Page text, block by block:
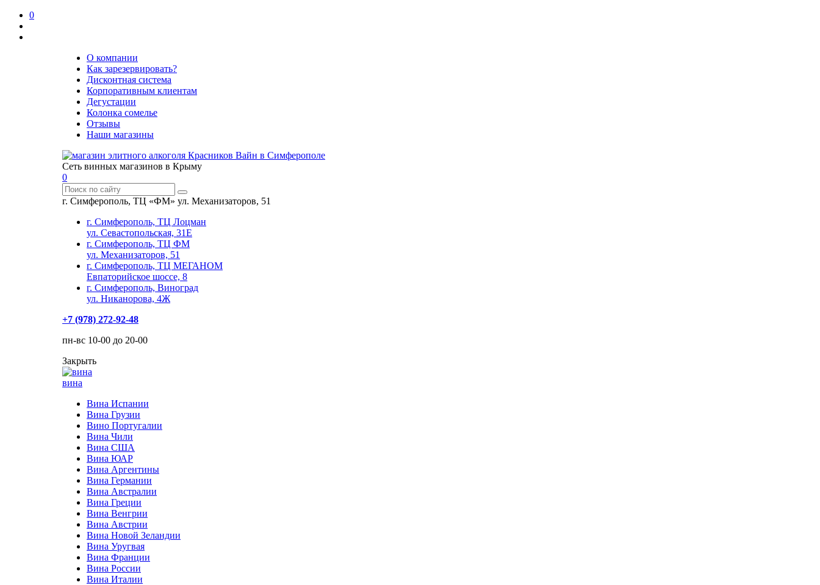
0
О компании
Как зарезервировать?
Дисконтная система
Корпоративным клиентам
Дегустации
Колонка сомелье
Отзывы
Наши магазины
Сеть винных магазинов в Крыму
0
г. Симферополь, ТЦ «ФМ» ул. Механизаторов, 51
г. Симферополь, ТЦ Лоцман
ул. Севастопольская, 31Е
г. Симферополь, ТЦ ФМ
ул. Механизаторов, 51
г. Симферополь, ТЦ МЕГАНОМ
Евпаторийское шоссе, 8
г. Симферополь, Виноград
ул. Никанорова, 4Ж
+7 (978) 272-92-48
пн-вс 10-00 до 20-00
Закрыть
вина
Вина Испании
Вина Грузии
Вино Португалии
Вина Чили
Вина США
Вина ЮАР
Вина Аргентины
Вина Германии
Вина Австралии
Вина Греции
Вина Венгрии
Вина Австрии
Вина Новой Зеландии
Вина Уругвая
Вина Франции
Вина России
Вина Италии